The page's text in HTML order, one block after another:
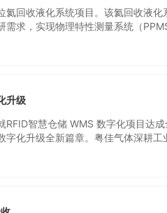
回收液化系统项目。该氦回收液化
求，实现物理特性测量系统（
所的 PPMS、MPMS等精密设备多
节约、绿色低碳发展的双重驱动下
升级
智慧仓储 WMS 数字化项目达
化升级全新篇章。粤佳气体深耕工
、资产精细化管控、安全高效运营
基。本次成功签约的 RFID 智慧